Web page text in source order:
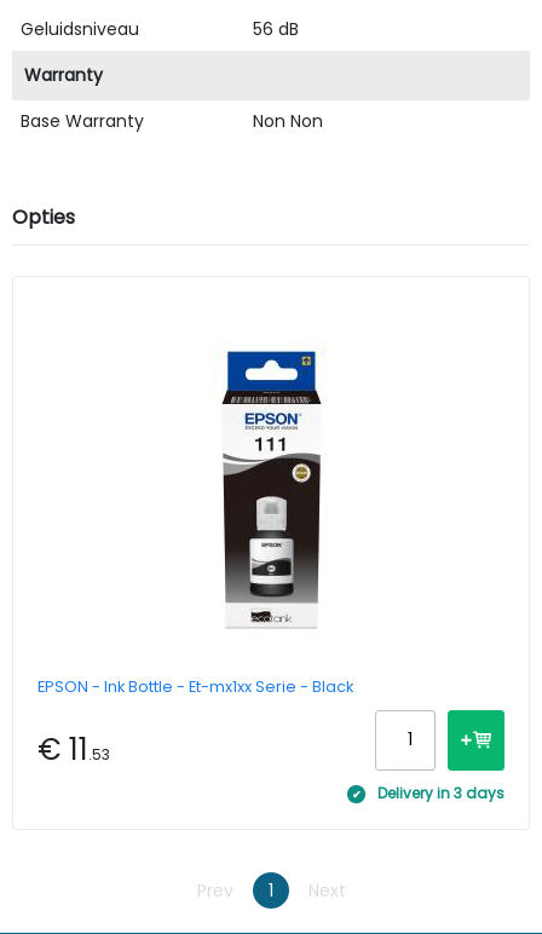
Geluidsniveau
56 dB
Warranty
Base Warranty
Non Non
Opties
EPSON - Ink Bottle - Et-mx1xx Serie - Black
€ 11.53
Delivery in 3 days
Prev 1 Next